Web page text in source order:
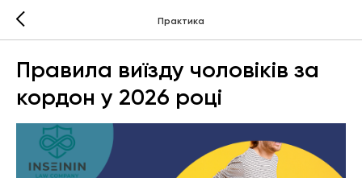
Практика
Правила виїзду чоловіків за
кордон у 2026 році